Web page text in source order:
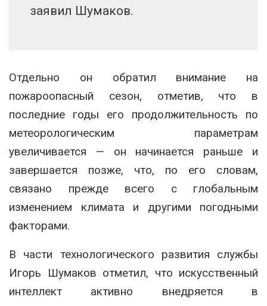
заявил Шумаков.
Отдельно он обратил внимание на
пожароопасный сезон, отметив, что в
последние годы его продолжительность по
метеорологическим параметрам
увеличивается — он начинается раньше и
завершается позже, что, по его словам,
связано прежде всего с глобальным
изменением климата и другими погодными
факторами.
В части технологического развития службы
Игорь Шумаков отметил, что искусственный
интеллект активно внедряется в